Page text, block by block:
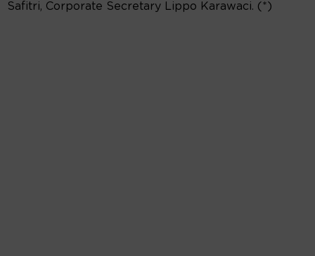
Safitri, Corporate Secretary Lippo Karawaci. (*)